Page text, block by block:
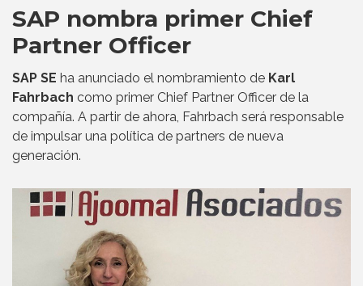
SAP nombra primer Chief
Partner Officer
SAP SE ha anunciado el nombramiento de Karl
Fahrbach como primer Chief Partner Officer de la
compañía. A partir de ahora, Fahrbach será responsable
de impulsar una política de partners de nueva
generación.